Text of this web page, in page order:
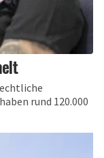
rund 120.000